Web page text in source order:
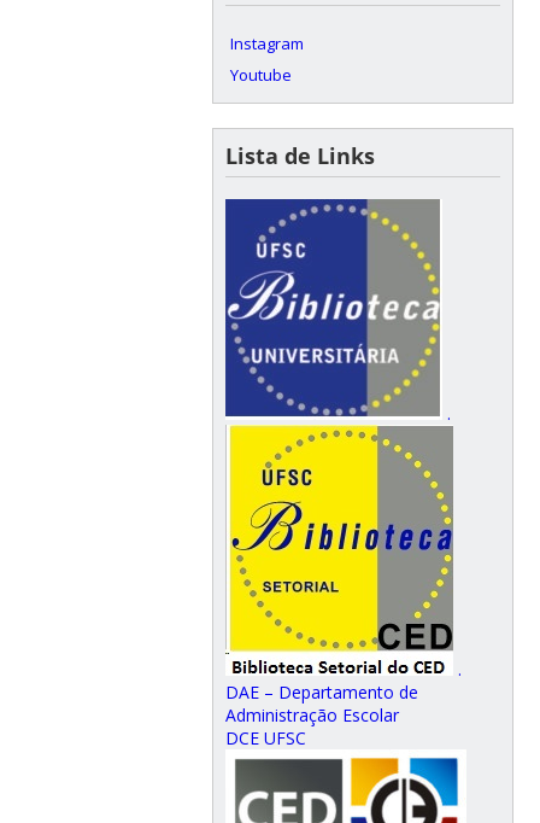
Instagram
Youtube
Lista de Links
.
.
DAE – Departamento de
Administração Escolar
DCE UFSC